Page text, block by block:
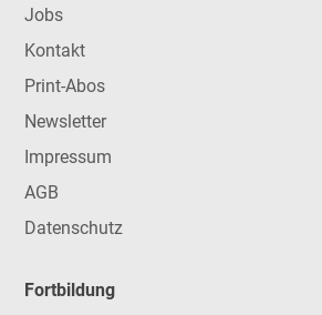
Jobs
Kontakt
Print-Abos
Newsletter
Impressum
AGB
Datenschutz
Fortbildung